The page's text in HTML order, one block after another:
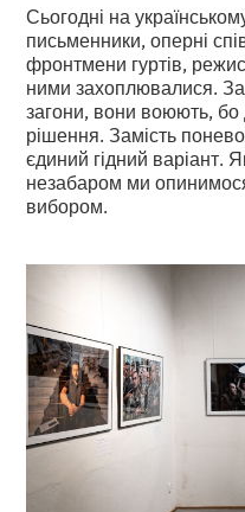
Сьогодні на
письменники, оперні
фронтмени гуртів,
ними захоплювалися.
загони, вони воюють,
рішення. Замість
єдиний гідний варіант.
незабаром ми
вибором.